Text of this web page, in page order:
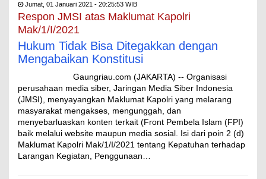
Jumat, 01 Januari 2021 - 20:25:53 WIB
Respon JMSI atas Maklumat Kapolri
Mak/1/I/2021
Hukum Tidak Bisa Ditegakkan dengan
Mengabaikan Konstitusi
Gaungriau.com (JAKARTA) -- Organisasi
perusahaan media siber, Jaringan Media Siber Indonesia
(JMSI), menyayangkan Maklumat Kapolri yang melarang
masyarakat mengakses, mengunggah, dan
menyebarluaskan konten terkait (Front Pembela Islam (FPI)
baik melalui website maupun media sosial. Isi dari poin 2 (d)
Maklumat Kapolri Mak/1/I/2021 tentang Kepatuhan terhadap
Larangan Kegiatan, Penggunaan…